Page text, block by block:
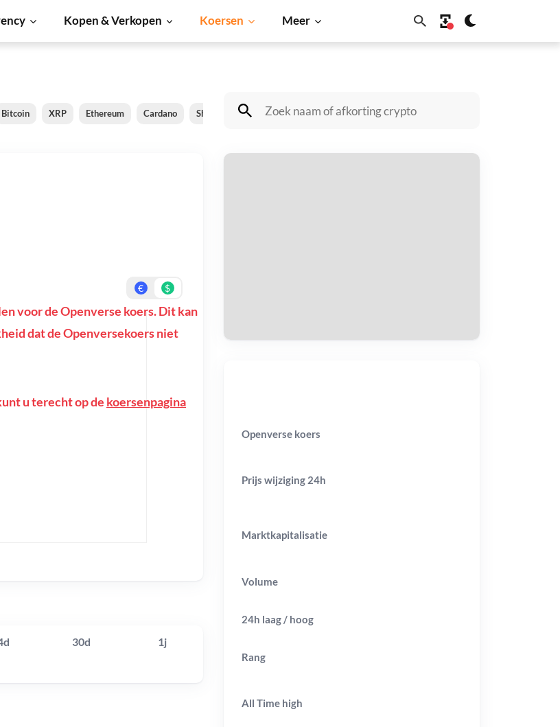
Kopen & Verkopen Koersen Meer
Bitcoin XRP Ethereum Cardano Shiba Inu Dogecoin Solana BNB
€ $
voor de Openverse koers. Dit kan
dat de Openversekoers niet
u terecht op de koersenpagina
30d 1j
Openverse koers
Prijs wijziging 24h
Marktkapitalisatie
Volume
24h laag / hoog
Rang
All Time high